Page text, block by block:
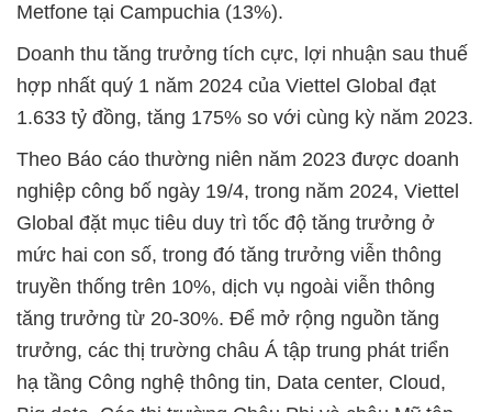
Metfone tại Campuchia (13%).
Doanh thu tăng trưởng tích cực, lợi nhuận sau thuế
hợp nhất quý 1 năm 2024 của Viettel Global đạt
1.633 tỷ đồng, tăng 175% so với cùng kỳ năm 2023.
Theo Báo cáo thường niên năm 2023 được doanh
nghiệp công bố ngày 19/4, trong năm 2024, Viettel
Global đặt mục tiêu duy trì tốc độ tăng trưởng ở
mức hai con số, trong đó tăng trưởng viễn thông
truyền thống trên 10%, dịch vụ ngoài viễn thông
tăng trưởng từ 20-30%. Để mở rộng nguồn tăng
trưởng, các thị trường châu Á tập trung phát triển
hạ tầng Công nghệ thông tin, Data center, Cloud,